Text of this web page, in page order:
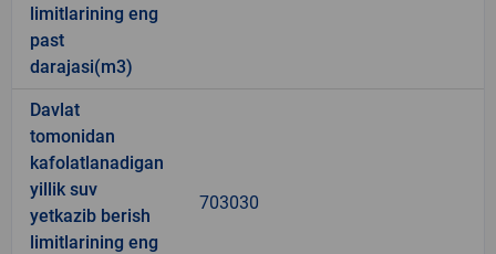
limitlarining eng
past
darajasi(m3)
Davlat
tomonidan
kafolatlanadigan
yillik suv
yetkazib berish
limitlarining eng
703030